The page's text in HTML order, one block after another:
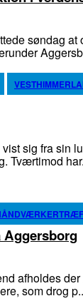
søndag at
sig fra sin
Tværtimod
afholdes
som drog